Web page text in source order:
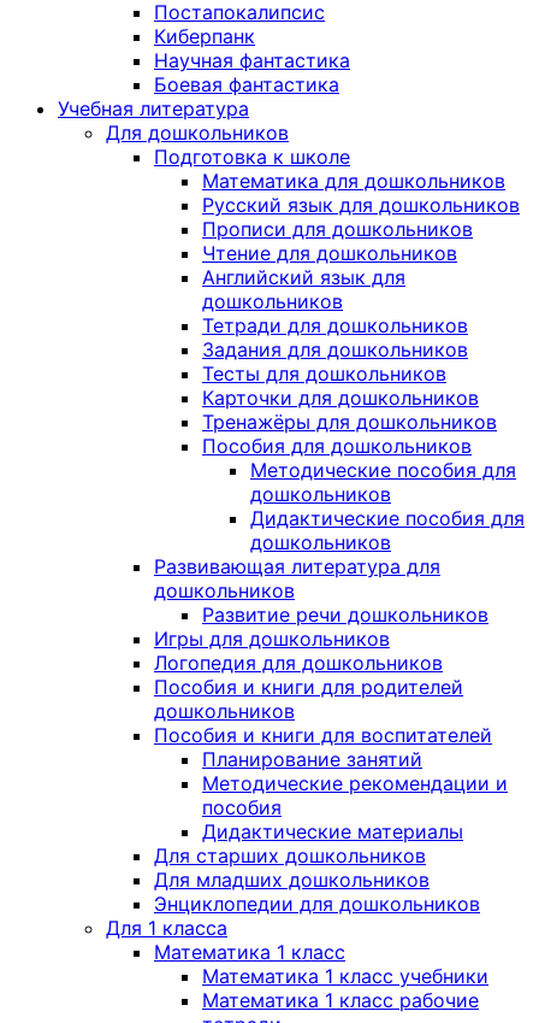
Постапокалипсис
Киберпанк
Научная фантастика
Боевая фантастика
Учебная литература
Для дошкольников
Подготовка к школе
Математика для дошкольников
Русский язык для дошкольников
Прописи для дошкольников
Чтение для дошкольников
Английский язык для
дошкольников
Тетради для дошкольников
Задания для дошкольников
Тесты для дошкольников
Карточки для дошкольников
Тренажёры для дошкольников
Пособия для дошкольников
Методические пособия для
дошкольников
Дидактические пособия для
дошкольников
Развивающая литература для
дошкольников
Развитие речи дошкольников
Игры для дошкольников
Логопедия для дошкольников
Пособия и книги для родителей
дошкольников
Пособия и книги для воспитателей
Планирование занятий
Методические рекомендации и
пособия
Дидактические материалы
Для старших дошкольников
Для младших дошкольников
Энциклопедии для дошкольников
Для 1 класса
Математика 1 класс
Математика 1 класс учебники
Математика 1 класс рабочие